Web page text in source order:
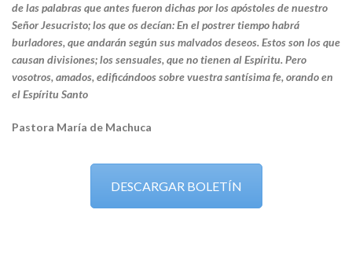
de las palabras que antes fueron dichas por los apóstoles de nuestro
Señor Jesucristo; los que os decían: En el postrer tiempo habrá
burladores, que andarán según sus malvados deseos. Estos son los que
causan divisiones; los sensuales, que no tienen al Espíritu. Pero
vosotros, amados, edificándoos sobre vuestra santísima fe, orando en
el Espíritu Santo
Pastora María de Machuca
DESCARGAR BOLETÍN